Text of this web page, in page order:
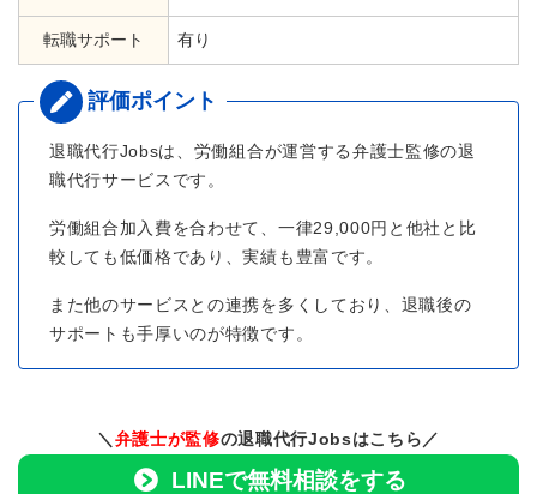
転職サポート 有り
退職代行Jobsは、労働組合が運営する弁護士監修の退
職代行サービスです。
労働組合加入費を合わせて、一律29,000円と他社と比
較しても低価格であり、実績も豊富です。
また他のサービスとの連携を多くしており、退職後の
サポートも手厚いのが特徴です。
＼ 弁護士が監修の退職代行Jobsはこちら／
LINEで無料相談をする